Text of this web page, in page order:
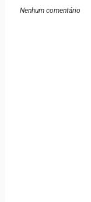
Nenhum comentário